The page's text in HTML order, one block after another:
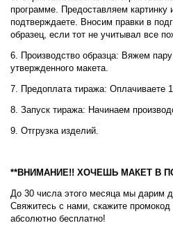
программе. Предоставляем
подтверждаете. Вносим правки в
образец, если тот не учитывал все
6. Производство образца: Вяжем
утвержденного макета.
7. Предоплата тиража: Оплачиваете
8. Запуск тиража: Начинаем
9. Отгрузка изделий.
**ВНИМАНИЕ!! ХОЧЕШЬ МАКЕТ В
До 30 числа этого месяца мы дарим
Свяжитесь с нами, скажите промокод
абсолютно бесплатно!